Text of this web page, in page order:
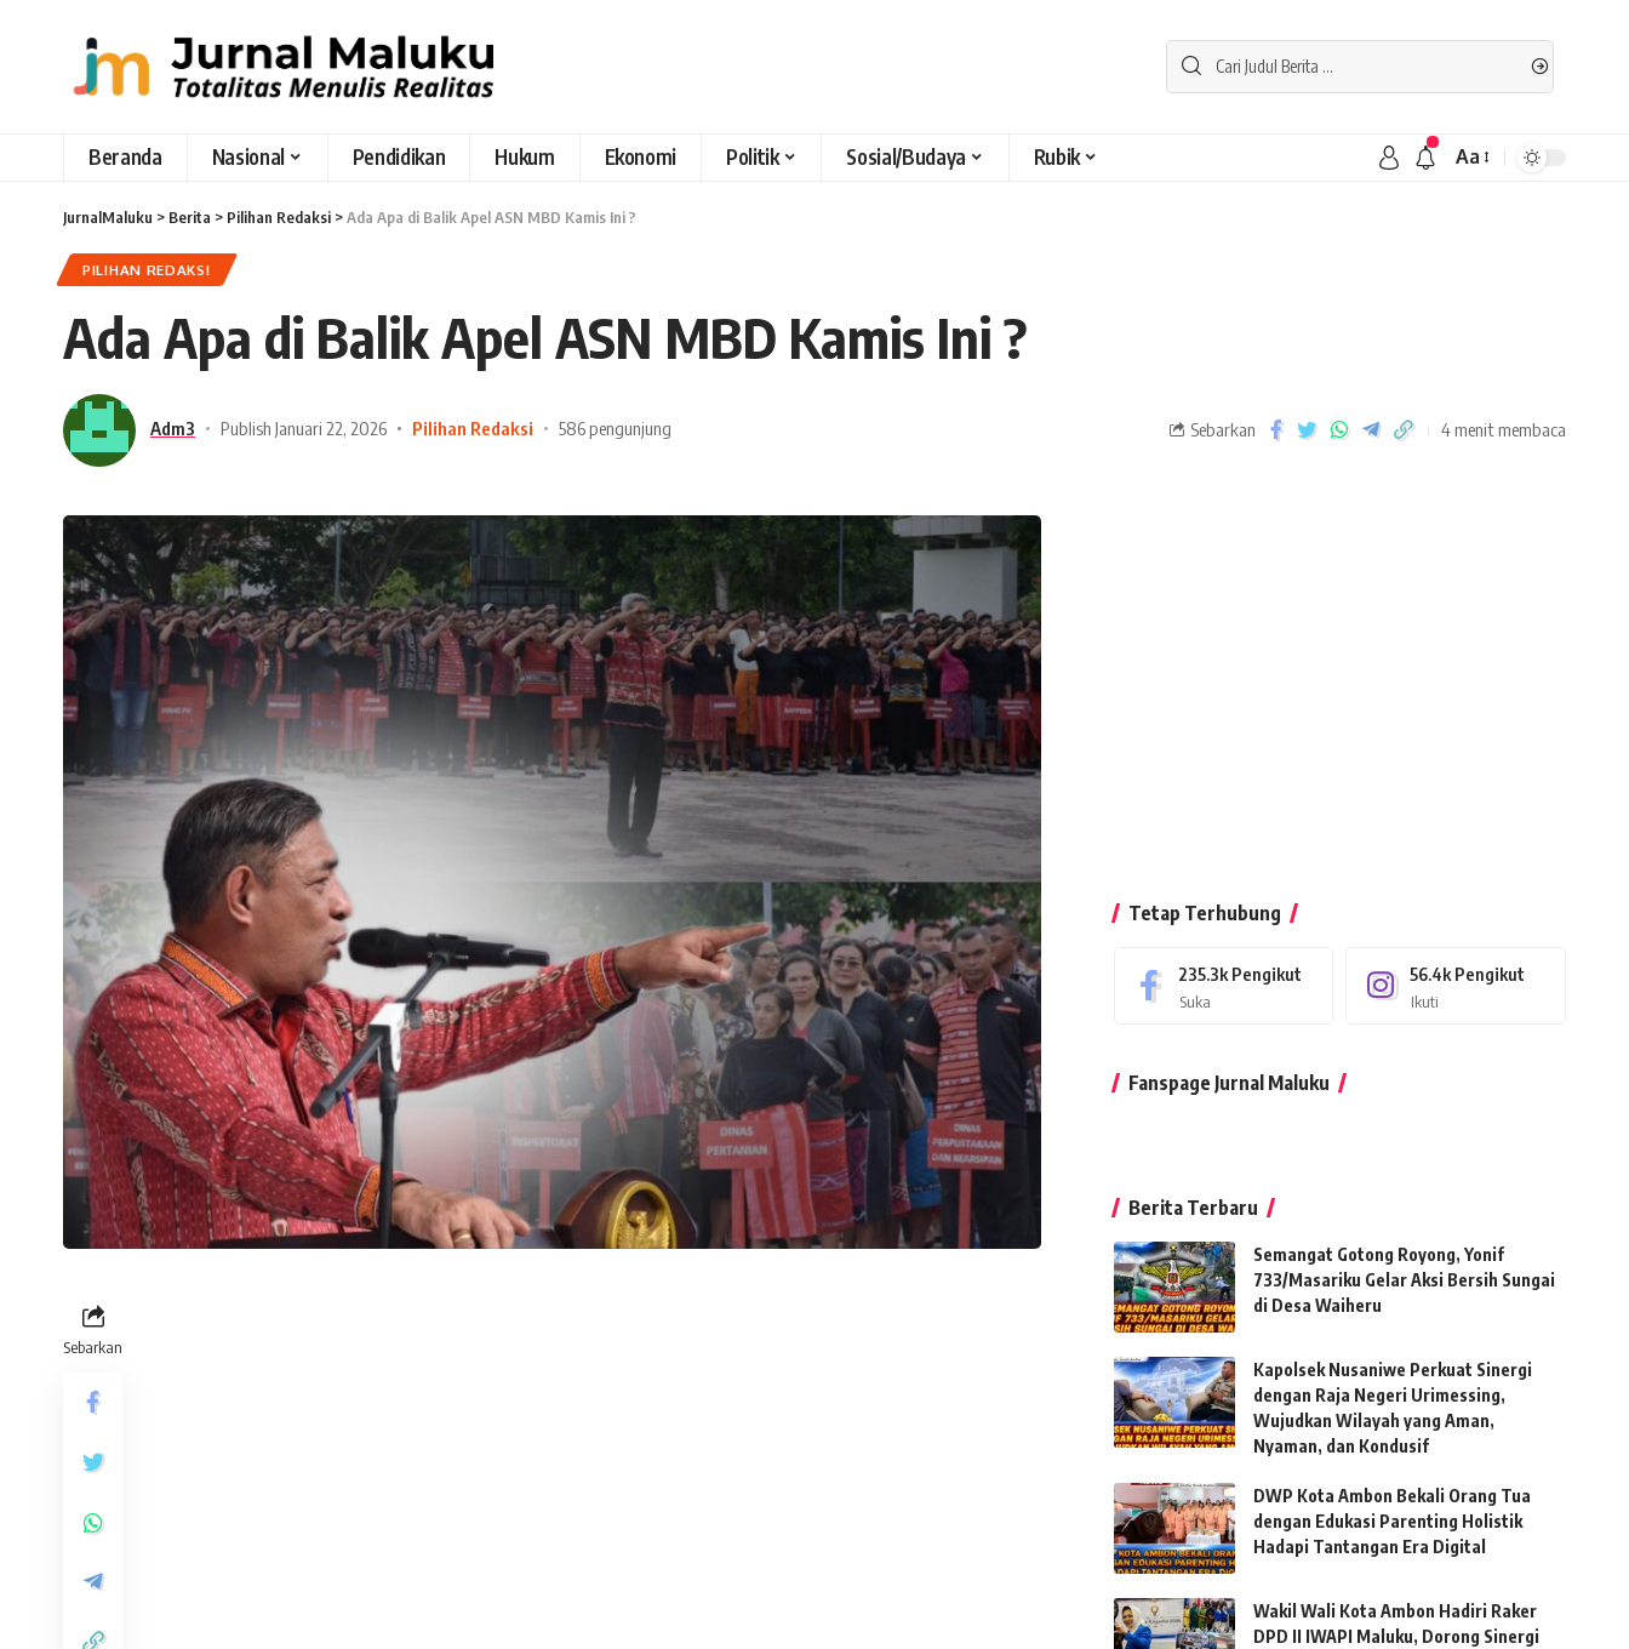
Beranda Nasional Pendidikan Hukum Ekonomi Politik Sosial/Budaya Rubik Aa
JurnalMaluku > Berita > Pilihan Redaksi >Ada Apa di Balik Apel ASN MBD Kamis Ini ?
PILIHAN REDAKSI
Ada Apa di Balik Apel ASN MBD Kamis Ini ?
Adm3 Publish Januari 22, 2026 Pilihan Redaksi 586 pengunjung Sebarkan 4 menit membaca
Sebarkan
Tetap Terhubung
235.3k Pengikut
Suka
56.4k Pengikut
Ikuti
Fanspage Jurnal Maluku
Berita Terbaru
Semangat Gotong Royong, Yonif
733/Masariku Gelar Aksi Bersih Sungai
di Desa Waiheru
Kapolsek Nusaniwe Perkuat Sinergi
dengan Raja Negeri Urimessing,
Wujudkan Wilayah yang Aman,
Nyaman, dan Kondusif
DWP Kota Ambon Bekali Orang Tua
dengan Edukasi Parenting Holistik
Hadapi Tantangan Era Digital
Wakil Wali Kota Ambon Hadiri Raker
DPD II IWAPI Maluku, Dorong Sinergi